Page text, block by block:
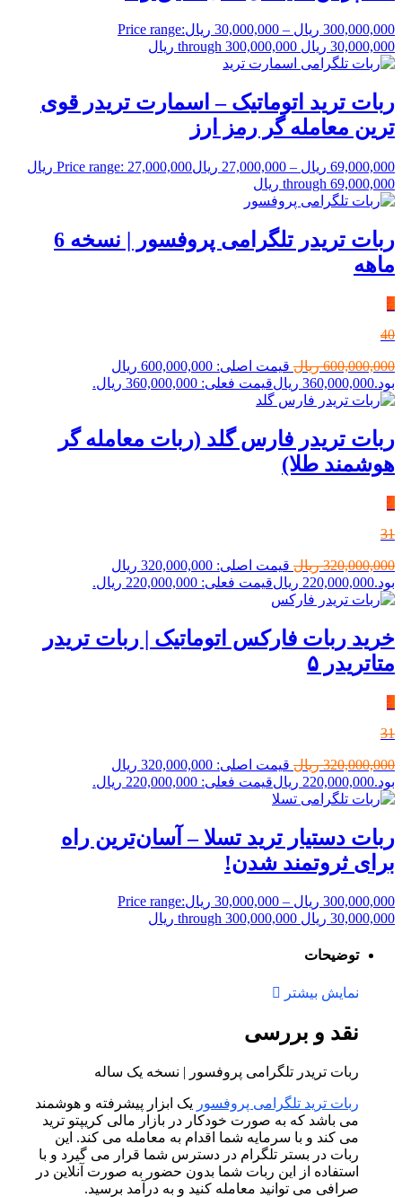
300,000,000 ریال –
30,000,000 ریالPrice range:
30,000,000 ریال through 300,000,000 ریال
ربات ترید اتوماتیک – اسمارت تریدر قوی
ترین معامله گر رمز ارز
69,000,000 ریال –
27,000,000 ریال
Price range: 27,000,000 ریال
through 69,000,000 ریال
ربات تریدر تلگرامی پروفسور | نسخه 6
ماهه
٪
40
600,000,000 ریال
قیمت اصلی: 600,000,000 ریال
بود.360,000,000 ریالقیمت فعلی: 360,000,000 ریال.
ربات تریدر فارس گلد (ربات معامله گر
هوشمند طلا)
٪
31
320,000,000 ریال
قیمت اصلی: 320,000,000 ریال
بود.220,000,000 ریالقیمت فعلی: 220,000,000 ریال.
خرید ربات فارکس اتوماتیک | ربات تریدر
متاتریدر ۵
٪
31
320,000,000 ریال
قیمت اصلی: 320,000,000 ریال
بود.220,000,000 ریالقیمت فعلی: 220,000,000 ریال.
ربات دستیار ترید تسلا – آسان‌ترین راه
برای ثروتمند شدن!
300,000,000 ریال –
30,000,000 ریالPrice range:
30,000,000 ریال through 300,000,000 ریال
توضیحات
نمایش بیشتر
نقد و بررسی
ربات تریدر تلگرامی پروفسور | نسخه یک ساله
ربات ترید تلگرامی پروفسور یک ابزار پیشرفته و هوشمند
می باشد که به صورت خودکار در بازار مالی کریپتو ترید
می کند و با سرمایه شما اقدام به معامله می کند. این
ربات در بستر تلگرام در دسترس شما قرار می گیرد و با
استفاده از این ربات شما بدون حضور به صورت آنلاین در
صرافی می توانید معامله کنید و به درآمد برسید.